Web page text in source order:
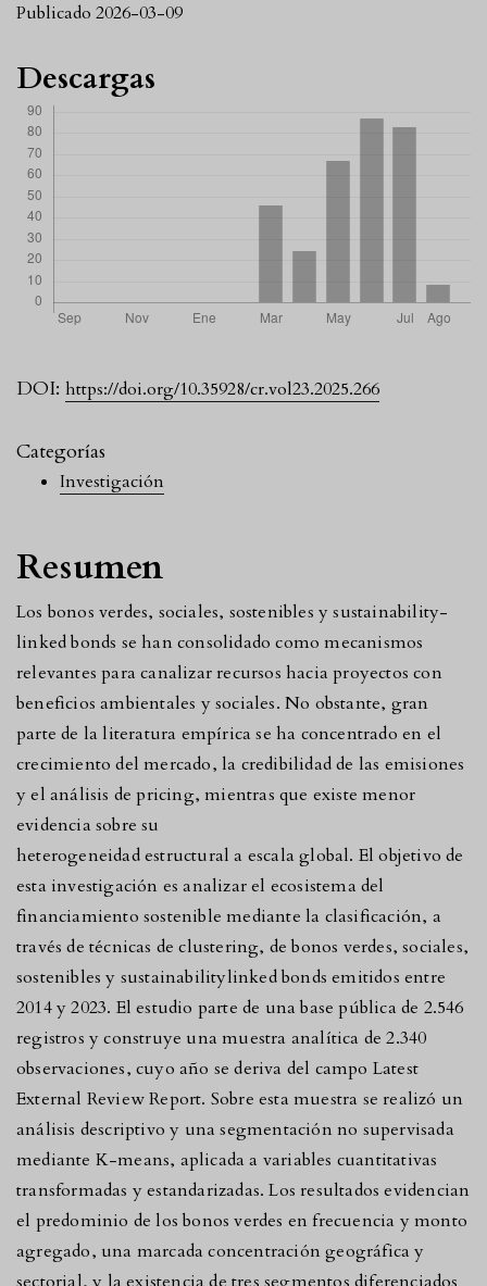
DOI: https://doi.org/10.35928/cr.vol23.2025.266
Categorías
Investigación
Publicado 2026-03-09
Resumen
Los bonos verdes, sociales, sostenibles y sustainability-
linked bonds se han consolidado como mecanismos
relevantes para canalizar recursos hacia proyectos con
beneficios ambientales y sociales. No obstante, gran
parte de la literatura empírica se ha concentrado en el
crecimiento del mercado, la credibilidad de las emisiones
y el análisis de pricing, mientras que existe menor
evidencia sobre su
heterogeneidad estructural a escala global. El objetivo de
esta investigación es analizar el ecosistema del
financiamiento sostenible mediante la clasificación, a
través de técnicas de clustering, de bonos verdes, sociales,
sostenibles y sustainabilitylinked bonds emitidos entre
2014 y 2023. El estudio parte de una base pública de 2.546
registros y construye una muestra analítica de 2.340
observaciones, cuyo año se deriva del campo Latest
External Review Report. Sobre esta muestra se realizó un
análisis descriptivo y una segmentación no supervisada
mediante K-means, aplicada a variables cuantitativas
transformadas y estandarizadas. Los resultados evidencian
el predominio de los bonos verdes en frecuencia y monto
agregado, una marcada concentración geográfica y
Descargas